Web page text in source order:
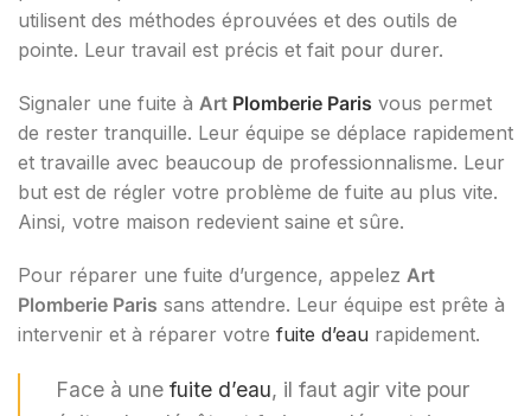
utilisent des méthodes éprouvées et des outils de
pointe. Leur travail est précis et fait pour durer.
Signaler une fuite à Art Plomberie Paris vous permet
de rester tranquille. Leur équipe se déplace rapidement
et travaille avec beaucoup de professionnalisme. Leur
but est de régler votre problème de fuite au plus vite.
Ainsi, votre maison redevient saine et sûre.
Pour réparer une fuite d’urgence, appelez Art
Plomberie Paris sans attendre. Leur équipe est prête à
intervenir et à réparer votre fuite d’eau rapidement.
Face à une fuite d’eau, il faut agir vite pour